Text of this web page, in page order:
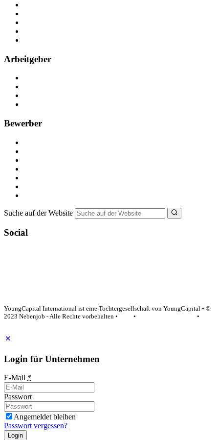
Arbeitgeber
Bewerber
Suche auf der Website
Social
YoungCapital International ist eine Tochtergesellschaft von YoungCapital • ©
2023 Nebenjob - Alle Rechte vorbehalten •
•
•
Login für Unternehmen
E-Mail *
Passwort
Angemeldet bleiben
Passwort vergessen?
Login